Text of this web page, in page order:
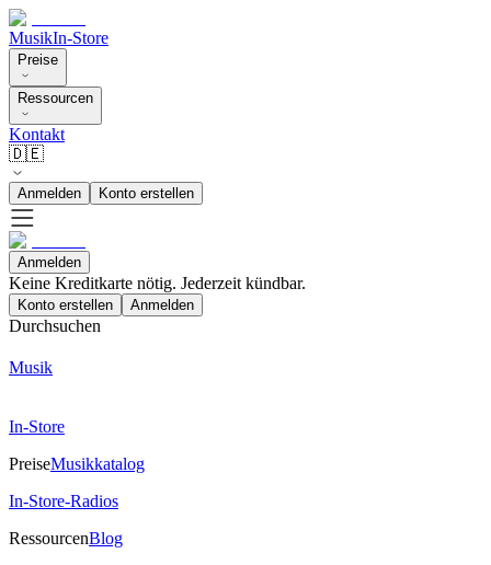
MusikIn-Store
Preise
Ressourcen
Kontakt
🇩🇪
Anmelden Konto erstellen
Anmelden
Keine Kreditkarte nötig. Jederzeit kündbar.
Konto erstellen Anmelden
Durchsuchen
Musik
In-Store
PreiseMusikkatalog
In-Store-Radios
RessourcenBlog